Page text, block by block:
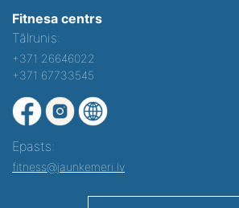
Fitnesa centrs
Tālrunis:
+371 26646022
+371 67733545
Epasts:
fitness@jaunkemeri.lv